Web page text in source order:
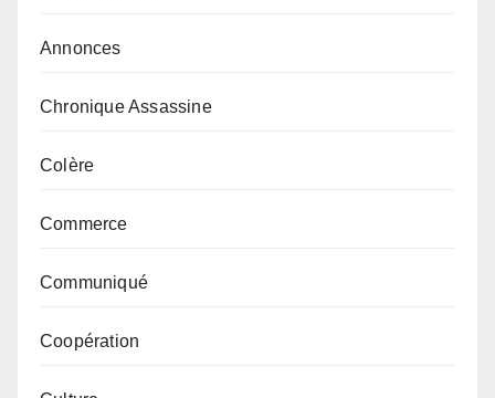
Annonces
Chronique Assassine
Colère
Commerce
Communiqué
Coopération